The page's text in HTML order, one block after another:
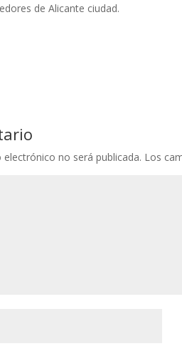
de Alicante ciudad.
no será publicada. Los